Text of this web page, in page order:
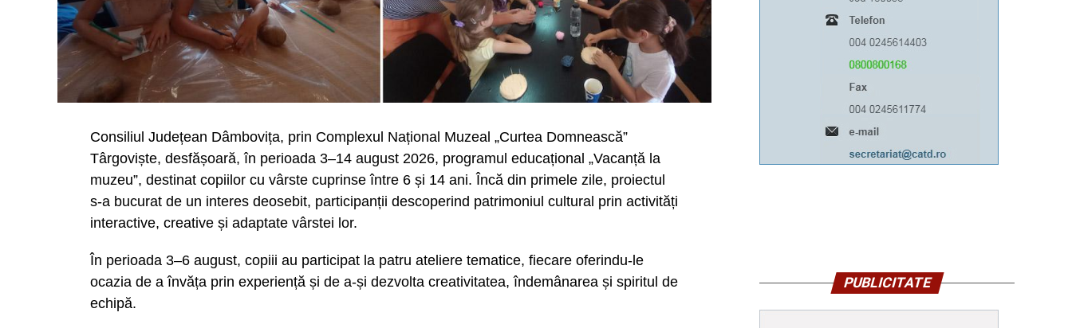
Urmărește Incomod Media și pe Google News
Consiliul Județean Dâmbovița, prin Complexul Național Muzeal „Curtea Domnească”
Târgoviște, desfășoară, în perioada 3–14 august 2026, programul educațional „Vacanță la
muzeu”, destinat copiilor cu vârste cuprinse între 6 și 14 ani. Încă din primele zile, proiectul
s-a bucurat de un interes deosebit, participanții descoperind patrimoniul cultural prin activități
interactive, creative și adaptate vârstei lor.
În perioada 3–6 august, copiii au participat la patru ateliere tematice, fiecare oferindu-le
ocazia de a învăța prin experiență și de a-și dezvolta creativitatea, îndemânarea și spiritul de
echipă.
PUBLICITATE